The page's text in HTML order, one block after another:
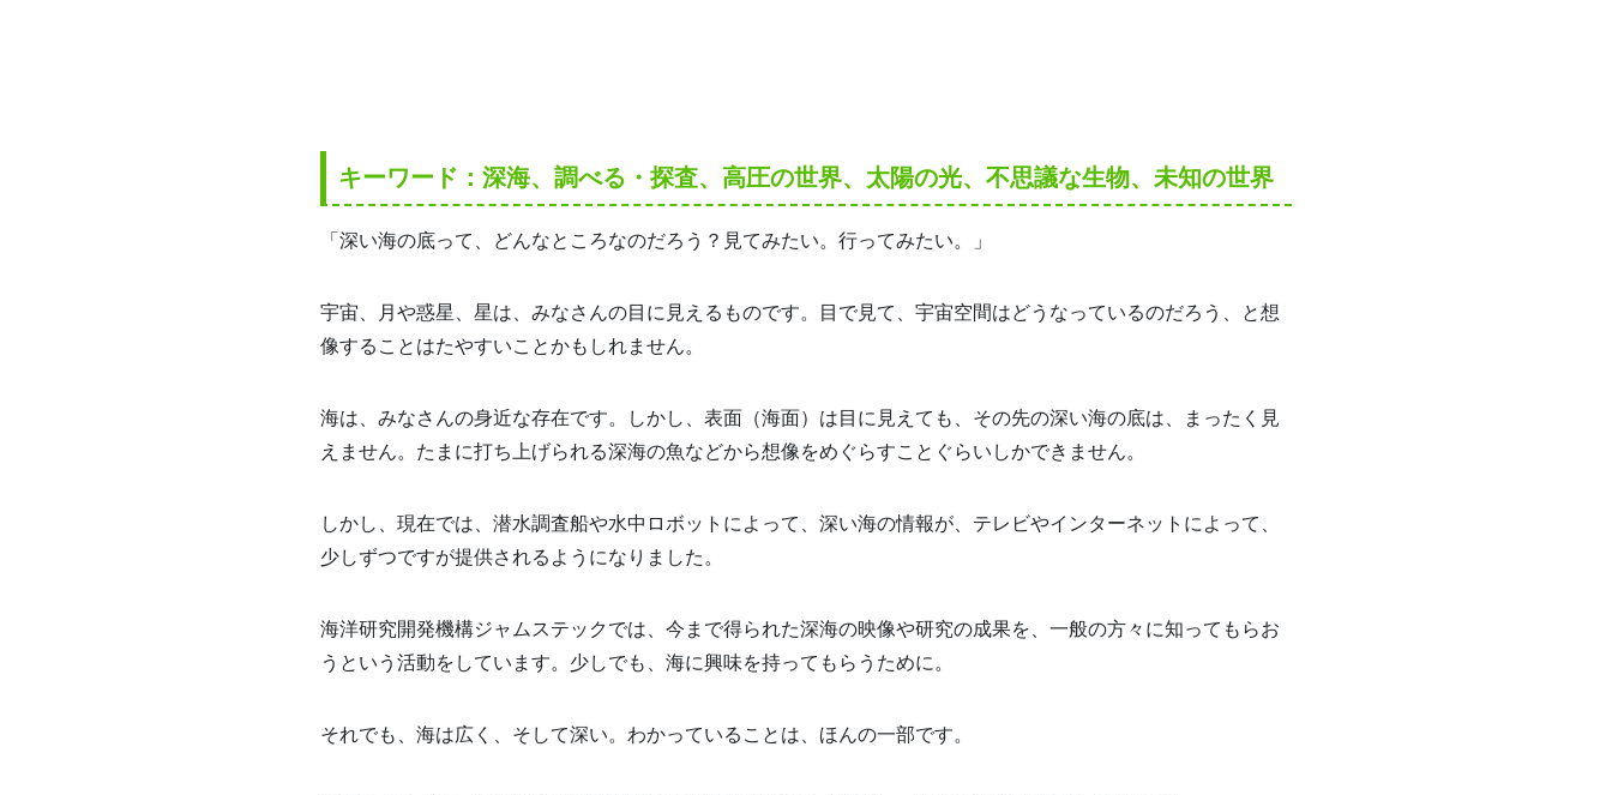
キーワード：深海、調べる・探査、高圧の世界、太陽の光、不思議な生物、未知の世界
「深い海の底って、どんなところなのだろう？見てみたい。行ってみたい。」
宇宙、月や惑星、星は、みなさんの目に見えるものです。目で見て、宇宙空間はどうなっているのだろう、と想
像することはたやすいことかもしれません。
海は、みなさんの身近な存在です。しかし、表面（海面）は目に見えても、その先の深い海の底は、まったく見
えません。たまに打ち上げられる深海の魚などから想像をめぐらすことぐらいしかできません。
しかし、現在では、潜水調査船や水中ロボットによって、深い海の情報が、テレビやインターネットによって、
少しずつですが提供されるようになりました。
海洋研究開発機構ジャムステックでは、今まで得られた深海の映像や研究の成果を、一般の方々に知ってもらお
うという活動をしています。少しでも、海に興味を持ってもらうために。
それでも、海は広く、そして深い。わかっていることは、ほんの一部です。